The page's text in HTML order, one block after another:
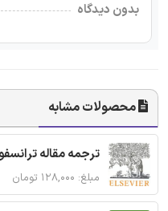
بدون دیدگاه
محصولات مشابه
ترجمه مقاله
مبلغ: ۱۲۸,۰۰۰ تومان